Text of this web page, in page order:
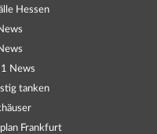
Hessen
News
tanken
Frankfurt